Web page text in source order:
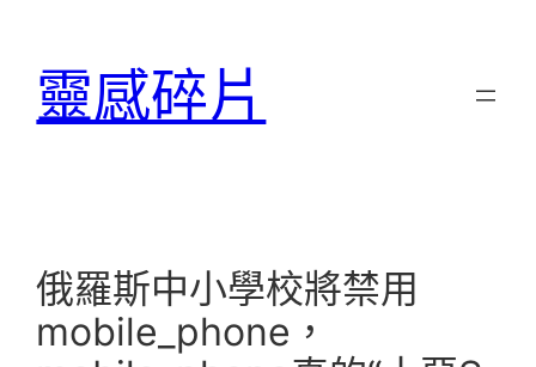
靈感碎片
俄羅斯中小學校將禁用
mobile_phone，